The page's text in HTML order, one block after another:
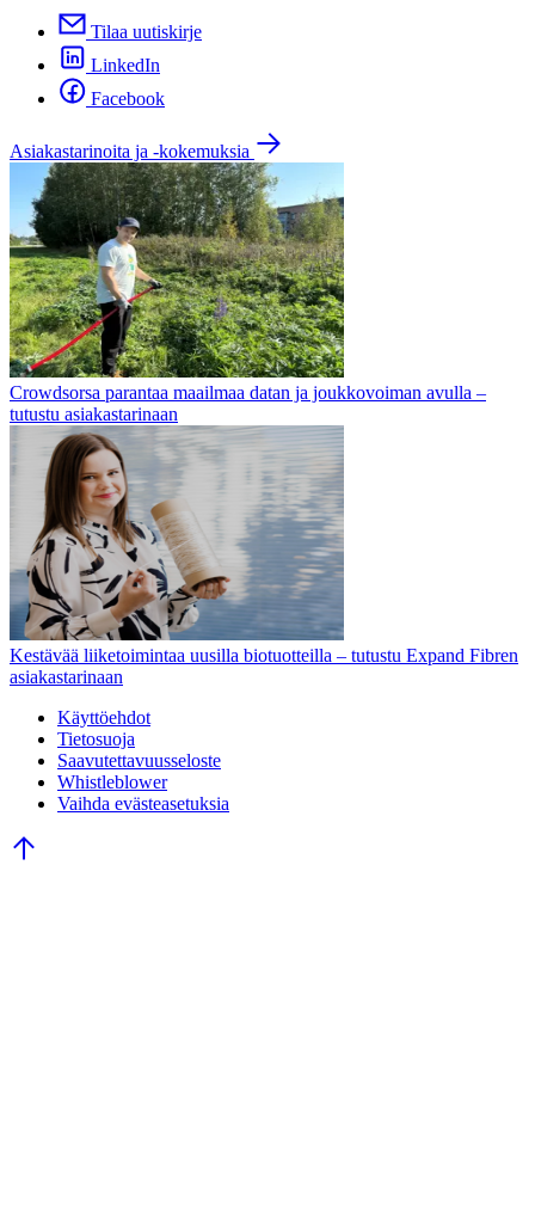
Tilaa uutiskirje
LinkedIn
Facebook
Asiakastarinoita ja -kokemuksia
Crowdsorsa parantaa maailmaa datan ja joukkovoiman avulla –
tutustu asiakastarinaan
Kestävää liiketoimintaa uusilla biotuotteilla – tutustu Expand Fibren
asiakastarinaan
Käyttöehdot
Tietosuoja
Saavutettavuusseloste
Whistleblower
Vaihda evästeasetuksia